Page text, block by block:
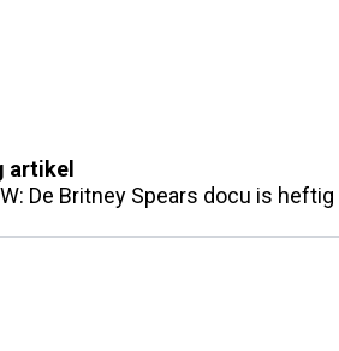
artikel
De Britney Spears docu is heftig